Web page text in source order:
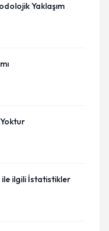
Yaklaşım
ile ilgili İstatistikler